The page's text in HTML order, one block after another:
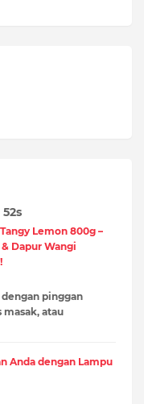
Lemon 800g –
Dapur Wangi
pinggan
atau
Anda dengan Lampu